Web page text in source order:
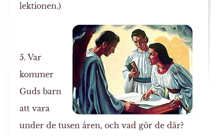
lektionen.)
5. Var
kommer
Guds barn
att vara
under de tusen åren, och vad gör de där?